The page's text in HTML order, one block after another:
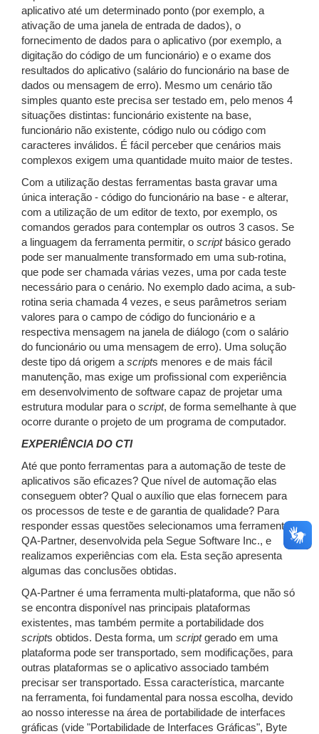
aplicativo até um determinado ponto (por exemplo, a
ativação de uma janela de entrada de dados), o
fornecimento de dados para o aplicativo (por exemplo, a
digitação do código de um funcionário) e o exame dos
resultados do aplicativo (salário do funcionário na base de
dados ou mensagem de erro). Mesmo um cenário tão
simples quanto este precisa ser testado em, pelo menos 4
situações distintas: funcionário existente na base,
funcionário não existente, código nulo ou código com
caracteres inválidos. É fácil perceber que cenários mais
complexos exigem uma quantidade muito maior de testes.
Com a utilização destas ferramentas basta gravar uma
única interação - código do funcionário na base - e alterar,
com a utilização de um editor de texto, por exemplo, os
comandos gerados para contemplar os outros 3 casos. Se
a linguagem da ferramenta permitir, o scriptbásico gerado
pode ser manualmente transformado em uma sub-rotina,
que pode ser chamada várias vezes, uma por cada teste
necessário para o cenário. No exemplo dado acima, a sub-
rotina seria chamada 4 vezes, e seus parâmetros seriam
valores para o campo de código do funcionário e a
respectiva mensagem na janela de diálogo (com o salário
do funcionário ou uma mensagem de erro). Uma solução
deste tipo dá origem a scripts menores e de mais fácil
manutenção, mas exige um profissional com experiência
em desenvolvimento de software capaz de projetar uma
estrutura modular para o script, de forma semelhante à que
ocorre durante o projeto de um programa de computador.
EXPERIÊNCIA DO CTI
Até que ponto ferramentas para a automação de teste de
aplicativos são eficazes? Que nível de automação elas
conseguem obter? Qual o auxílio que elas fornecem para
os processos de teste e de garantia de qualidade? Para
responder essas questões selecionamos uma ferramenta,
QA-Partner, desenvolvida pela Segue Software Inc., e
realizamos experiências com ela. Esta seção apresenta
algumas das conclusões obtidas.
QA-Partner é uma ferramenta multi-plataforma, que não só
se encontra disponível nas principais plataformas
existentes, mas também permite a portabilidade dos
scripts obtidos. Desta forma, um scriptgerado em uma
plataforma pode ser transportado, sem modificações, para
outras plataformas se o aplicativo associado também
precisar ser transportado. Essa característica, marcante
na ferramenta, foi fundamental para nossa escolha, devido
ao nosso interesse na área de portabilidade de interfaces
gráficas (vide "Portabilidade de Interfaces Gráficas", Byte